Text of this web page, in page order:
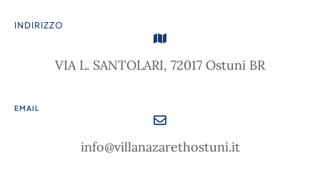
INDIRIZZO
VIA L. SANTOLARI, 72017 Ostuni BR
EMAIL
info@villanazarethostuni.it